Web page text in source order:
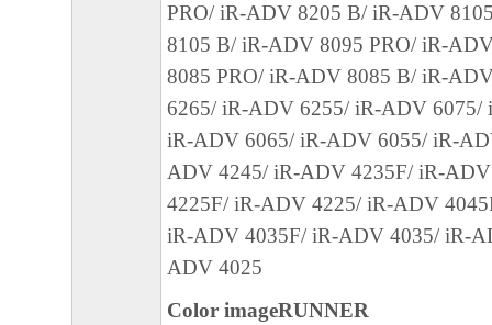
５．保証の否認・免責
(1) 「本ソフトウェア」は、『現状のまま
諾されます。キヤノン、キヤノンの子会社
連会社、それらの販売代理店または販売店
「本ソフトウェア」に関して、商品性およ
の適合性の保証を含め、いかなる保証も、
たるとを問わず一切しないものとします。
(2) キヤノン、キヤノンの子会社、キヤノ
れらの販売代理店または販売店のいずれも
ェア」の使用または使用不能から生ずるい
PRO/ iR-ADV 8205 B/ iR-ADV
8105 B/ iR-ADV 8095 PRO/ iR-
8085 PRO/ iR-ADV 8085 B/ iR-
6265/ iR-ADV 6255/ iR-ADV 6075/
iR-ADV 6065/ iR-ADV 6055/ iR-
ADV 4245/ iR-ADV 4235F/ iR-
4225F/ iR-ADV 4225/ iR-ADV
iR-ADV 4035F/ iR-ADV 4035/ iR-
ADV 4025
Color imageRUNNER